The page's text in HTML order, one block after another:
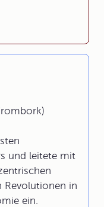
und leitete mit
Revolutionen in
ein.